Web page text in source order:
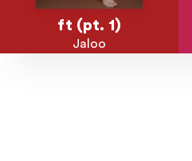
ft (pt. 1)
Jaloo